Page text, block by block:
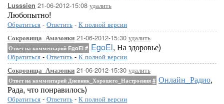
Lusssien 21-06-2012-15:08 удалить
Любопытно!
Обратиться - Ответить - К полной версии
Сокровища_Амазонки 21-06-2012-15:30 удалить
Ответ на комментарий EgoEl # EgoEl, На здоровье)
Обратиться - Ответить - К полной версии
Сокровища_Амазонки 21-06-2012-15:30 удалить
Ответ на комментарий Дневник_Хорошего_Настроения # Онлайн_Радио,
Рада, что понравилось)
Обратиться - Ответить - К полной версии